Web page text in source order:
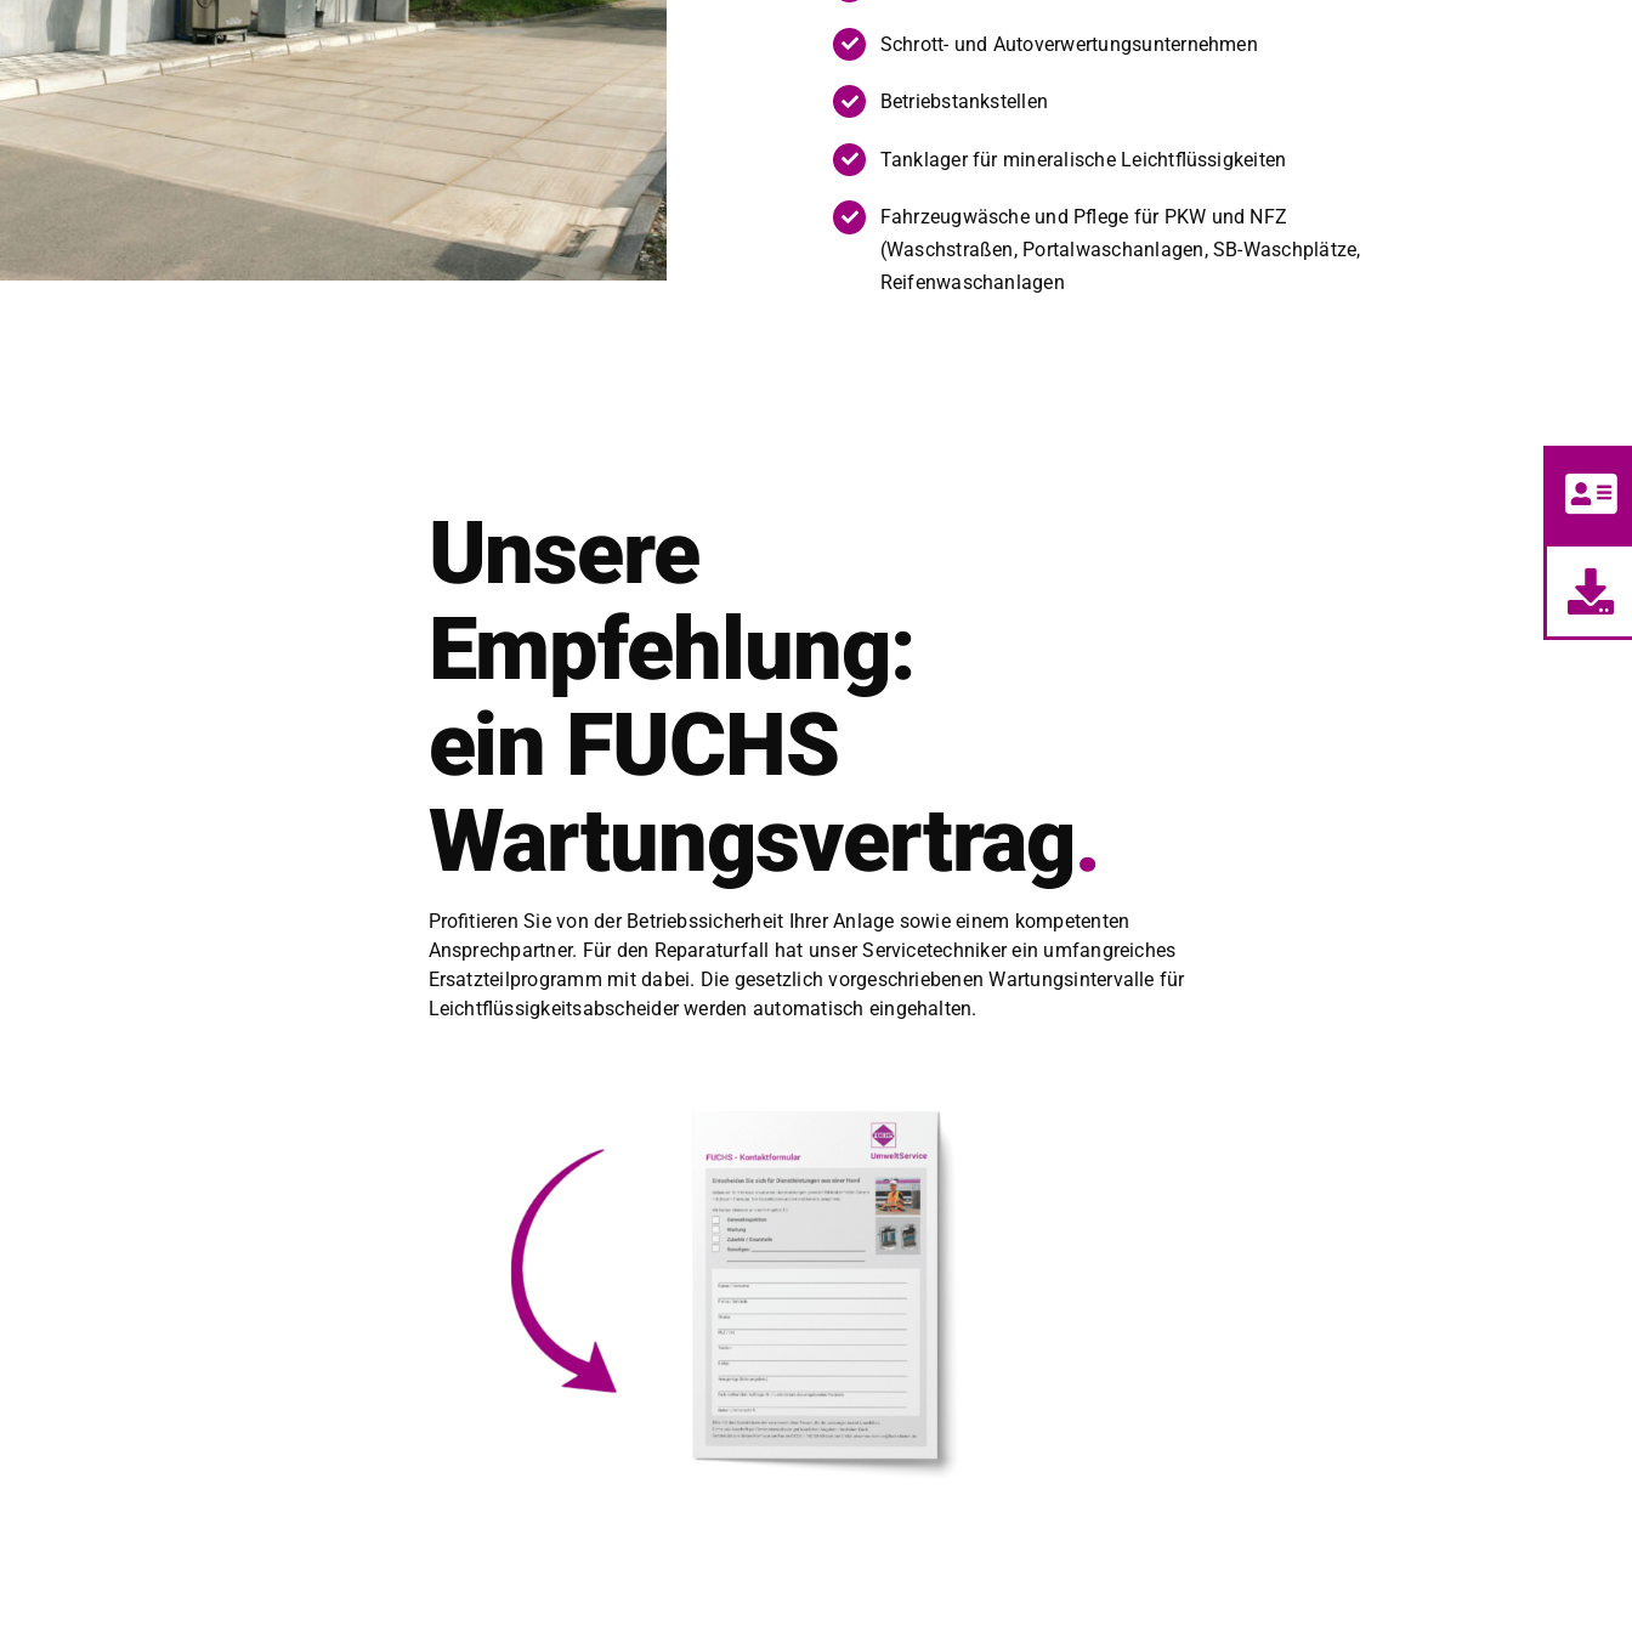
Schrott- und Autover­w­er­tung­sun­ternehmen
Betrieb­stankstellen
Tan­klager für min­er­alis­che Leicht­flüs­sigkeit­en
Fahrzeug­wäsche und Pflege für PKW und NFZ
(Waschstraßen, Por­tal­waschan­la­gen, SB-Wasch­plätze,
Reifen­waschan­la­gen
Unsere
Empfehlung:
ein FUCHS
Wartungsver­trag.
Prof­i­tieren Sie von der Betrieb­ssicher­heit Ihrer Anlage sowie einem kom­pe­ten­ten
Ansprech­part­ner. Für den Reparatur­fall hat unser Ser­vicetech­niker ein umfan­gre­ich­es
Ersatzteil­pro­gramm mit dabei. Die geset­zlich vorgeschriebe­nen Wartungsin­ter­valle für
Leicht­flüs­sigkeitsab­schei­der wer­den automa­tisch einge­hal­ten.